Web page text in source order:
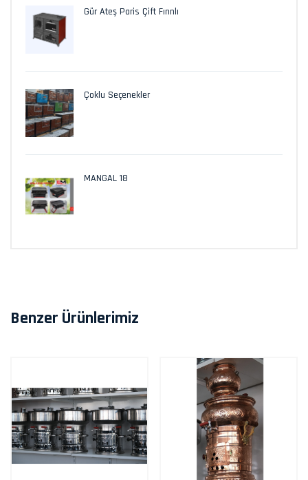
Gür Ateş Paris Çift Fırınlı
Çoklu Seçenekler
MANGAL 18
Benzer Ürünlerimiz